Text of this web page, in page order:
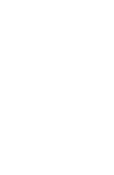
progetto al nostro servizio di